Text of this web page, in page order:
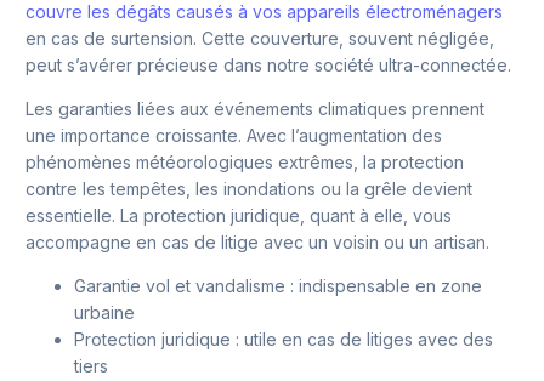
couvre les dégâts causés à vos appareils électroménagers
en cas de surtension. Cette couverture, souvent négligée,
peut s’avérer précieuse dans notre société ultra-connectée.
Les garanties liées aux événements climatiques prennent
une importance croissante. Avec l’augmentation des
phénomènes météorologiques extrêmes, la protection
contre les tempêtes, les inondations ou la grêle devient
essentielle. La protection juridique, quant à elle, vous
accompagne en cas de litige avec un voisin ou un artisan.
Garantie vol et vandalisme : indispensable en zone
urbaine
Protection juridique : utile en cas de litiges avec des
tiers